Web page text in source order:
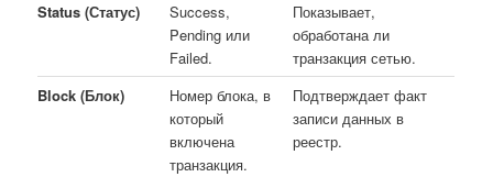
Status (Статус)
Success,
Pending или
Failed.
Показывает,
обработана ли
транзакция сетью.
Block (Блок)
Номер блока, в
который
включена
транзакция.
Подтверждает факт
записи данных в
реестр.